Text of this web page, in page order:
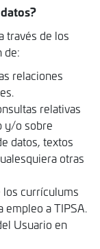
través de los
de:
relaciones
relativas
y/o sobre
datos, textos
otras
los currículums
a TIPSA.
Usuario en